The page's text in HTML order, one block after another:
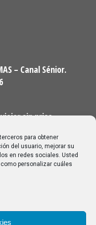
para obtener
del usuario, mejorar su
en redes sociales. Usted
personalizar cuáles
– Canal Sénior.
sin prisa
|Política de cookies